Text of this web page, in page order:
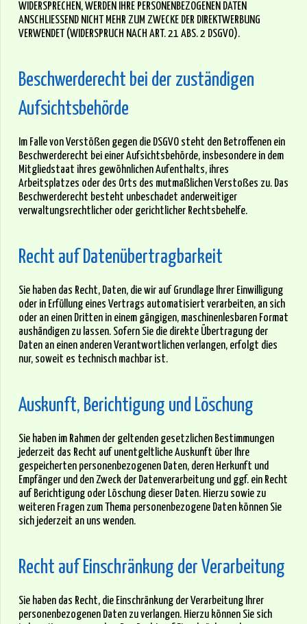
WIDERSPRECHEN, WERDEN IHRE PERSONENBEZOGENEN DATEN
ANSCHLIESSEND NICHT MEHR ZUM ZWECKE DER DIREKTWERBUNG
VERWENDET (WIDERSPRUCH NACH ART. 21 ABS. 2 DSGVO).
Beschwerde­recht bei der zuständigen
Aufsichts­behörde
Im Falle von Verstößen gegen die DSGVO steht den Betroffenen ein
Beschwerderecht bei einer Aufsichtsbehörde, insbesondere in dem
Mitgliedstaat ihres gewöhnlichen Aufenthalts, ihres
Arbeitsplatzes oder des Orts des mutmaßlichen Verstoßes zu. Das
Beschwerderecht besteht unbeschadet anderweitiger
verwaltungsrechtlicher oder gerichtlicher Rechtsbehelfe.
Recht auf Daten­übertrag­barkeit
Sie haben das Recht, Daten, die wir auf Grundlage Ihrer Einwilligung
oder in Erfüllung eines Vertrags automatisiert verarbeiten, an sich
oder an einen Dritten in einem gängigen, maschinenlesbaren Format
aushändigen zu lassen. Sofern Sie die direkte Übertragung der
Daten an einen anderen Verantwortlichen verlangen, erfolgt dies
nur, soweit es technisch machbar ist.
Auskunft, Berichtigung und Löschung
Sie haben im Rahmen der geltenden gesetzlichen Bestimmungen
jederzeit das Recht auf unentgeltliche Auskunft über Ihre
gespeicherten personenbezogenen Daten, deren Herkunft und
Empfänger und den Zweck der Datenverarbeitung und ggf. ein Recht
auf Berichtigung oder Löschung dieser Daten. Hierzu sowie zu
weiteren Fragen zum Thema personenbezogene Daten können Sie
sich jederzeit an uns wenden.
Recht auf Einschränkung der Verarbeitung
Sie haben das Recht, die Einschränkung der Verarbeitung Ihrer
personenbezogenen Daten zu verlangen. Hierzu können Sie sich